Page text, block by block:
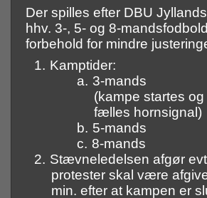
Der spilles efter DBU
hhv. 3-, 5- og 8-
forbehold for mindre
1. Kamptider:
a. 3-mands 1
(kampe startes
fælles hornsignal)
b. 5-mands 1
c. 8-mands 1
2. Stævneledelsen afgør
protester skal være
min. efter at kampen er